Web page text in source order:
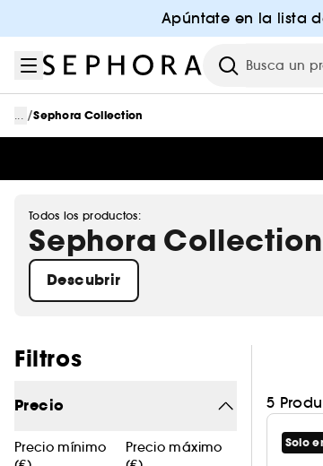
Ir al contenido principal
Apúntate en la lista
Investigación
... /Sephora Collection
Todos los productos:
Sephora Collection
Descubrir
Filtros
Precio
Precio mínimo
Precio máximo
5
Solo